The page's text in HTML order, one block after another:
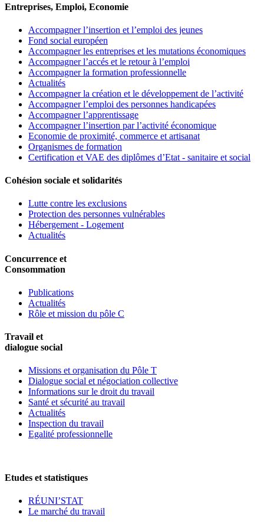
Entreprises, Emploi, Economie
Accompagner l’insertion et l’emploi des jeunes
Fond social européen
Accompagner les entreprises et les mutations économiques
Accompagner l’accés et le retour à l’emploi
Accompagner la formation professionnelle
Actualités
Accompagner la création et le développement de l’activité
Accompagner l’emploi des personnes handicapées
Accompagner l’apprentissage
Accompagner l’insertion par l’activité économique
Economie de proximité, commerce et artisanat
Organismes de formation
Certification et VAE des diplômes d’Etat - sanitaire et social
Cohésion sociale et solidarités
Lutte contre les exclusions
Protection des personnes vulnérables
Hébergement - Logement
Actualités
Concurrence et
Consommation
Publications
Actualités
Rôle et mission du pôle C
Travail et
dialogue social
Missions et organisation du Pôle T
Dialogue social et négociation collective
Informations sur le droit du travail
Santé et sécurité au travail
Actualités
Inspection du travail
Egalité professionnelle
Etudes et statistiques
RÉUNI’STAT
Le marché du travail